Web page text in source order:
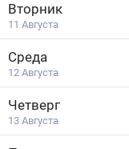
Вторник
11 Августа
Среда
12 Августа
Четверг
13 Августа